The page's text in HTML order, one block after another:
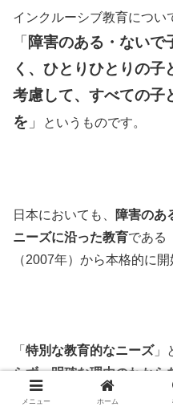
インクルーシブ教育につい
「 障害のある・ないで
く、ひとりひとりの
考慮して、すべての子
を 」 というものです。
日本においても、
障害のあ
ニーズに沿った教育である
（2007年）から本格的に開
「 特別な教育的なニーズ」
らず、明確な理由のわから
難のあるすべての子どもが
メニュー ホーム